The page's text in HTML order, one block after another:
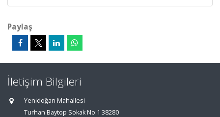
Paylaş
İletişim Bilgileri
Yenidoğan Mahallesi
Turhan Baytop Sokak No:1 38280